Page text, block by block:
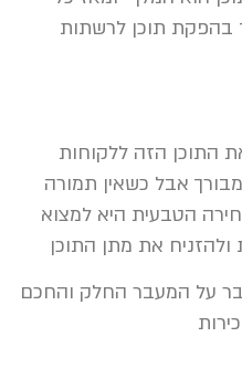
בהפקת תוכן לרשתות
התוכן הזה ללקוחות
אבל כשאין תמורה
הטבעית היא למצוא
ולהזניח את מתן התוכן
על המעבר החלק והחכם